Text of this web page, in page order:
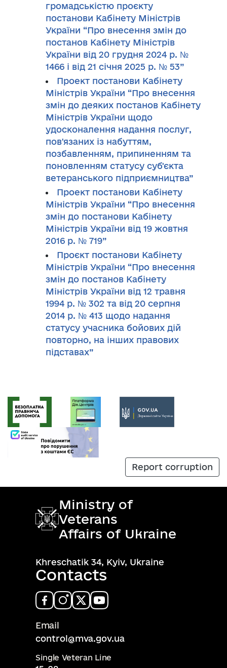
громадськістю проєкту
постанови Кабінету Міністрів
України “Про внесення змін до
постанов Кабінету Міністрів
України від 20 грудня 2024 р. №
1466 і від 21 січня 2025 р. № 53”
Проект постанови Кабінету
Міністрів України “Про внесення
змін до деяких постанов Кабінету
Міністрів України щодо
удосконалення надання послуг,
пов'язаних із набуттям,
позбавленням, припиненням та
поновленням статусу суб'єкта
ветеранського підприємництва”
Проект постанови Кабінету
Міністрів України “Про внесення
змін до постанови Кабінету
Міністрів України від 19 жовтня
2016 р. № 719”
Проєкт постанови Кабінету
Міністрів України “Про внесення
змін до постанов Кабінету
Міністрів України від 12 травня
1994 р. № 302 та від 20 серпня
2014 р. № 413 щодо надання
статусу учасника бойових дій
повторно, на інших правових
підставах”
Report corruption
Ministry of
Veterans
Affairs of Ukraine
Khreschatik 34, Kyiv, Ukraine
Contacts
Email
control@mva.gov.ua
Single Veteran Line